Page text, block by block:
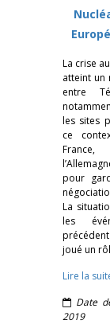
La crise
atteint un
entre
les sites
ce
pour
La
les
joué un
Lire la
Date
2019